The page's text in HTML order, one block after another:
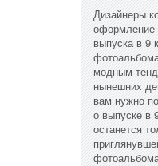
Дизайнеры
оформление
выпуска в 9
модным
нынешних
вам нужно
о выпуске в
останется